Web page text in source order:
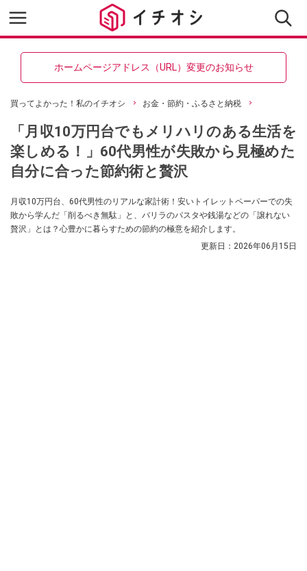
ホームページアドレス（URL）変更のお知らせ
買ってよかった！私のイチオシ お金・節約・ふるさと納税
「月収10万円台でもメリハリのある生活を
楽しめる！」60代男性が失敗から見極めた
自分に合った節約術と贅沢
月収10万円台、60代男性のリアルな家計術！安いトイレットペーパーでの失
敗から学んだ「削るべき無駄」と、バリラのパスタや銭湯などの「譲れない
贅沢」とは？心豊かに暮らすための節約の極意を紹介します。
更新日： 2026年06月15日